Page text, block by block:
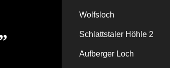
Wolfsloch
Schlattstaler Höhle 2
Aufberger Loch